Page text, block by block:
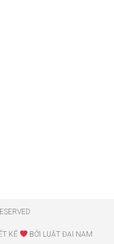
KẾ BỞI LUẬT ĐẠI NAM